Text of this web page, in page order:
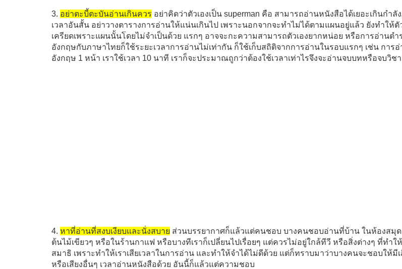
3. อย่าตะบี้ตะบันอ่านเกินควร อย่าคิดว่าตัวเองเป็น superman คือ สามารถอ่านหนังสือได้เยอะเกินกำลั
เวลาอันสั้น อย่าวางตารางการอ่านให้แน่นเกินไป เพราะนอกจากจะทำไม่ได้ตามแผนอยู่แล้ว ยังทำให้ตั
เครียดเพราะแผนนั้นโดยไม่จำเป็นด้วย แรกๆ อาจจะกะความสามารถตัวเองยากหน่อย หรือการอ่านตำ
อังกฤษกับภาษาไทยก็ใช้ระยะเวลาการอ่านไม่เท่ากัน ก็ใช้เก็บสถิติจากการอ่านในรอบแรกๆ เช่น การ
อังกฤษ 1 หน้า เราใช้เวลา 10 นาที เราก็จะประมาณถูกว่าต้องใช้เวลาเท่าไรจึงจะอ่านจบบทหรือจบวิช
4. หาที่อ่านที่สงบเงียบและนั่งสบาย ส่วนบรรยากาศก็แล้วแต่คนชอบ บางคนชอบอ่านที่บ้าน ในห้องสมุ
ต้นไม้เขียวๆ หรือในร้านกาแฟ หรือบางทีเราก็เปลี่ยนไปเรื่อยๆ แต่ควรไม่อยู่ใกล้ทีวี หรือสิ่งต่างๆ ที่ทำให้
สมาธิ เพราะทำให้เราเสียเวลาในการอ่าน และทำให้จำได้ไม่ดีด้วย แต่ก็ทราบมาว่าบางคนจะชอบให้มีเ
หรือเสียงอื่นๆ เวลาอ่านหนังสือด้วย อันนี้ก็แล้วแต่ความชอบ